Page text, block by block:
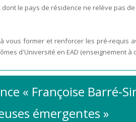
le pays de résidence ne relève pas
vous former et renforcer les pré-requis
d'Université en EAD (enseignement
« Françoise Barré-
émergentes »